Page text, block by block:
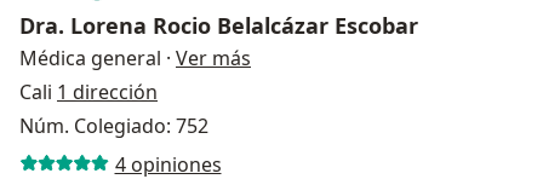
Dra. Lorena Rocio Belalcázar Escobar
Médica general · Ver más
Cali 1 dirección
Núm. Colegiado: 752
4 opiniones